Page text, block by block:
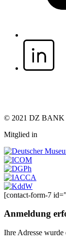
© 2021 DZ BANK
Mitglied in
[contact-form-7
Anmeldung
Ihre Adresse wurde